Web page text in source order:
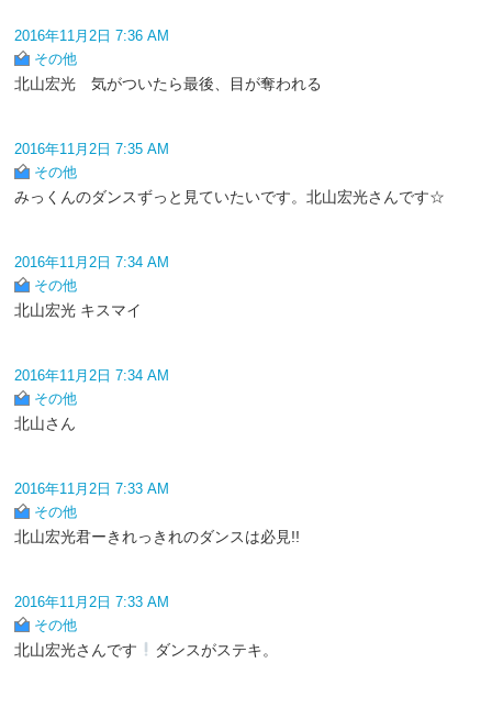
2016年11月2日 7:36 AM
その他
北山宏光 気がついたら最後、目が奪われる
2016年11月2日 7:35 AM
その他
みっくんのダンスずっと見ていたいです。北山宏光さんです☆
2016年11月2日 7:34 AM
その他
北山宏光 キスマイ
2016年11月2日 7:34 AM
その他
北山さん
2016年11月2日 7:33 AM
その他
北山宏光君ーきれっきれのダンスは必見!!
2016年11月2日 7:33 AM
その他
北山宏光さんです ダンスがステキ。